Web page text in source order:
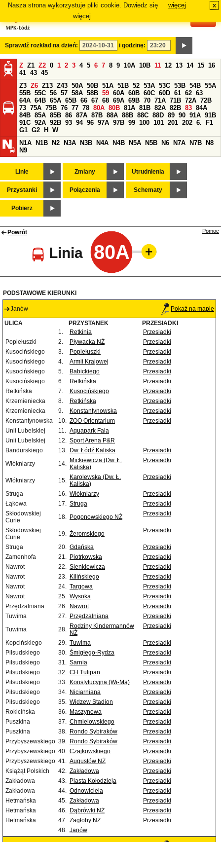
Nasza strona wykorzystuje pliki cookie. Dowiedz się
więcej.
więcej x
Sprawdź rozkład na dzień: i godzinę:
Z Z1 Z2 0 1 2 3 4 5 6 7 8 9 10A 10B 11 12 13 14 15 16
41 43 45
Z3 Z6 Z13 Z43 50A 50B 51A 51B 52 53A 53C 53B 54B 55A
55B 55C 56 57 58A 58B 59 60A 60B 60C 60D 61 62 63
64A 64B 65A 65B 66 67 68 69A 69B 70 71A 71B 72A 72B
73 75A 75B 76 77 78 80A 80B 81A 81B 82A 82B 83 84A
84B 85A 85B 86 87A 87B 88A 88B 88C 88D 89 90 91A 91B
91C 92A 92B 93 94 96 97A 97B 99 100 101 201 202 6.
F1
G1 G2 H
W
N1A
N1B N2 N3A N3B N4A N4B N5A N5B N6 N7A N7B
N8
N9
Linie Zmiany Utrudnienia
Przystanki Połączenia Schematy
Pobierz
Powrót
Linia 80A
Pomoc
PODSTAWOWE KIERUNKI
Janów Pokaż na mapie
ULICA PRZYSTANEK
PRZESIADKI
1.
Retkinia
Przesiadki
Popiełuszki
2. Pływacka NŻ
Przesiadki
Kusocińskiego
3. Popiełuszki
Przesiadki
Kusocińskiego
4. Armii Krajowej
Przesiadki
Kusocińskiego
5. Babickiego
Przesiadki
Kusocińskiego
6. Retkińska
Przesiadki
Retkińska
7. Kusocińskiego
Przesiadki
Krzemieniecka
8. Retkińska
Przesiadki
Krzemieniecka
9. Konstantynowska
Przesiadki
Konstantynowska
10. ZOO Orientarium
Przesiadki
Unii Lubelskiej
11. Aquapark Fala
Unii Lubelskiej
12. Sport Arena P&R
Bandurskiego
13. Dw. Łódź Kaliska
Przesiadki
Włókniarzy
14. Mickiewicza (Dw. Ł.
Kaliska)
Przesiadki
Włókniarzy 15. Karolewska (Dw. Ł.
Kaliska)
Przesiadki
Struga 16. Włókniarzy
Przesiadki
Łąkowa
17. Struga
Przesiadki
Skłodowskiej
Curie
18. Pogonowskiego NŻ Przesiadki
Skłodowskiej
Curie
19. Żeromskiego Przesiadki
Struga 20. Gdańska
Przesiadki
Zamenhofa
21. Piotrkowska
Przesiadki
Nawrot
22. Sienkiewicza
Przesiadki
Nawrot
23. Kilińskiego
Przesiadki
Nawrot
24. Targowa
Przesiadki
Nawrot
25. Wysoka
Przesiadki
Przędzalniana
26. Nawrot
Przesiadki
Tuwima
27. Przędzalniana
Przesiadki
Tuwima
28. Rodziny Kindermannów
NŻ
Przesiadki
Kopcińskiego 29. Tuwima
Przesiadki
Piłsudskiego
30. Śmigłego-Rydza
Przesiadki
Piłsudskiego
31. Sarnia
Przesiadki
Piłsudskiego
32. CH Tulipan
Przesiadki
Piłsudskiego
33. Konstytucyjna (Wi-Ma)
Przesiadki
Piłsudskiego
34. Niciarniana
Przesiadki
Piłsudskiego
35. Widzew Stadion
Przesiadki
Rokicińska
36. Maszynowa
Przesiadki
Puszkina
37. Chmielowskiego
Przesiadki
Puszkina
38. Rondo Sybiraków
Przesiadki
Przybyszewskiego 39. Rondo Sybiraków
Przesiadki
Przybyszewskiego 40. Czajkowskiego
Przesiadki
Przybyszewskiego 41. Augustów NŻ
Przesiadki
Książąt Polskich
42. Zakładowa
Przesiadki
Zakładowa
43. Piasta Kołodzieja
Przesiadki
Zakładowa
44. Odnowiciela
Przesiadki
Hetmańska
45. Zakładowa
Przesiadki
Hetmańska
46. Dąbrówki NŻ
Przesiadki
Hetmańska
47. Zagłoby NŻ
Przesiadki
48. Janów